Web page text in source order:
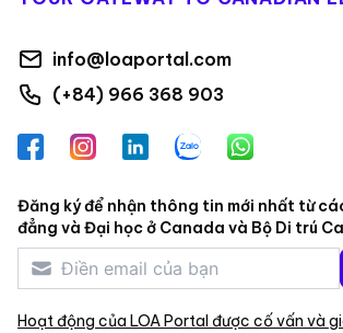
info@loaportal.com
(+84) 966 368 903
FacebookInstagramLinkedInZalo WhatsApp
Đăng ký để nhận thông tin mới nhất từ
đẳng và Đại học ở Canada và Bộ Di trú
Hoạt động của LOA Portal được cố vấn và